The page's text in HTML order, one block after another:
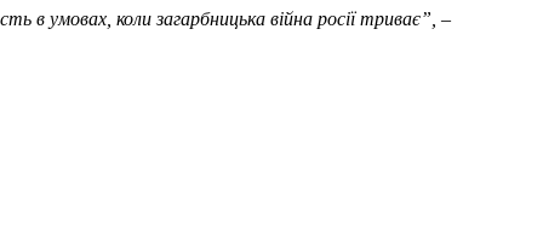
в умовах, коли загарбницька війна росії триває”, –